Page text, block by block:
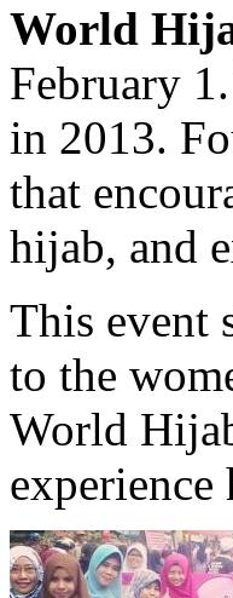
World
February
in 2013.
that
hijab, and
This event
to the
World